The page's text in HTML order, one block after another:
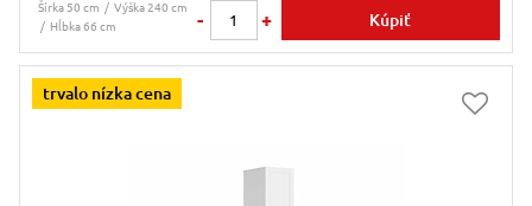
Šírka 50 cm
Výška 240 cm
Hĺbka 66 cm
- + Kúpiť
trvalo nízka cena